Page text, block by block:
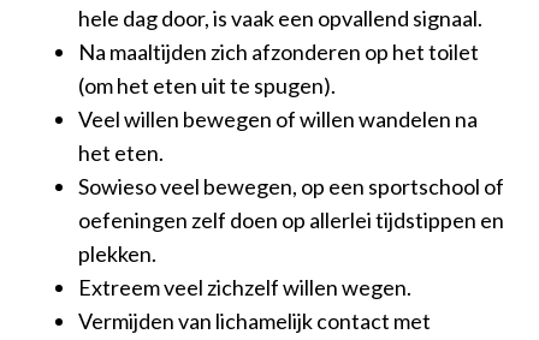
hele dag door, is vaak een opvallend signaal.
Na maaltijden zich afzonderen op het toilet
(om het eten uit te spugen).
Veel willen bewegen of willen wandelen na
het eten.
Sowieso veel bewegen, op een sportschool of
oefeningen zelf doen op allerlei tijdstippen en
plekken.
Extreem veel zichzelf willen wegen.
Vermijden van lichamelijk contact met